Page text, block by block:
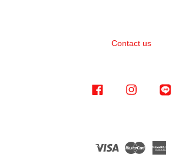
Contact us
Facebook Instagram
Visa Master